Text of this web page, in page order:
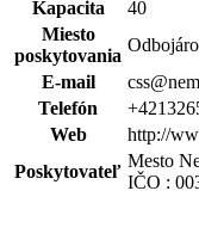
Kapacita
40
Miesto
poskytovania
E-mail
Telefón
Web
http://
Poskytovateľ
Mesto
IČO :